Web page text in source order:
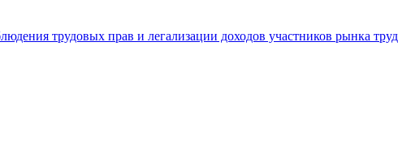
трудовых прав и легализации доходов участников рынка